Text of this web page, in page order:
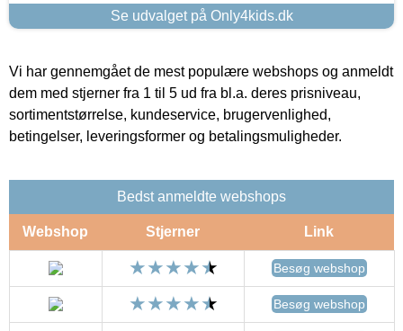
Se udvalget på Only4kids.dk
Vi har gennemgået de mest populære webshops og anmeldt
dem med stjerner fra 1 til 5 ud fra bl.a. deres prisniveau,
sortimentstørrelse, kundeservice, brugervenlighed,
betingelser, leveringsformer og betalingsmuligheder.
Bedst anmeldte webshops
Webshop Stjerner Link
Besøg webshop
Besøg webshop